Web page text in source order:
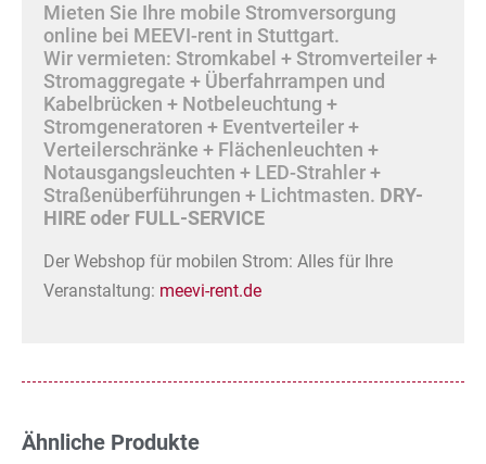
Mieten Sie Ihre mobile Stromversorgung
online bei MEEVI-rent in Stuttgart.
Wir vermieten: Stromkabel + Stromverteiler +
Stromaggregate + Überfahrrampen und
Kabelbrücken + Notbeleuchtung +
Stromgeneratoren + Eventverteiler +
Verteilerschränke + Flächenleuchten +
Notausgangsleuchten + LED-Strahler +
Straßenüberführungen + Lichtmasten. DRY-
HIRE oder FULL-SERVICE
Der Webshop für mobilen Strom: Alles für Ihre
Veranstaltung: meevi-rent.de
Ähnliche Produkte